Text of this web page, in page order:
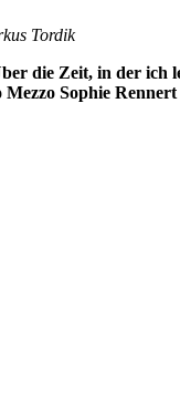
Tordik
die Zeit, in der ich
Sophie